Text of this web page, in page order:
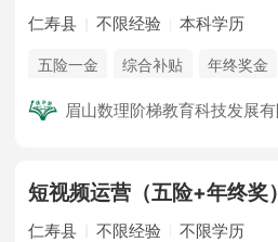
仁寿县 不限经验 本科学历
五险一金 综合补贴 年终奖金
短视频运营（五险+年终奖）
仁寿县 不限经验 不限学历